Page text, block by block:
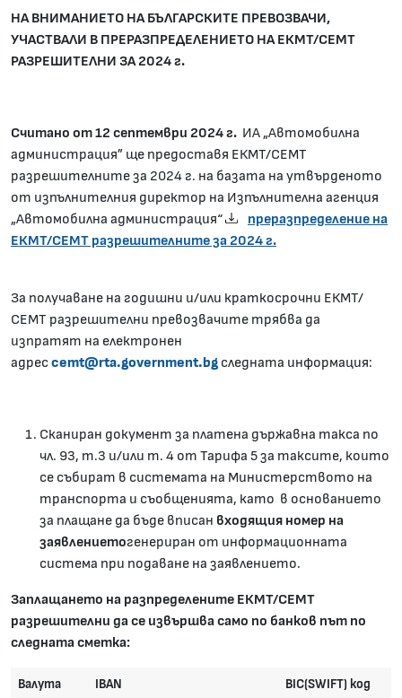
НА ВНИМАНИЕТО НА БЪЛГАРСКИТЕ ПРЕВОЗВАЧИ,
УЧАСТВАЛИ В ПРЕРАЗПРЕДЕЛЕНИЕТО НА ЕКМТ/СЕМТ
РАЗРЕШИТЕЛНИ ЗА 2024г.
Считано от 12 септември 2024 г. ИА „Автомобилна
администрация” ще предоставя ЕКМТ/СЕМТ
разрешителните за 2024 г. на базата на утвърденото
от изпълнителния директор на Изпълнителна агенция
„Автомобилна администрация“
преразпределение на
ЕКМТ/СЕМТ разрешителните за 2024 г.
За получаване на годишни и/или краткосрочни ЕКМТ/
СЕМТ разрешителни превозвачите трябва да
изпратят на електронен
адресcemt@rta.government.bg следната информация:
Сканиран документ за платена държавна такса по
чл. 93, т.3 и/или т. 4 от Тарифа 5 за таксите, които
се събират в системата на Министерството на
транспорта и съобщенията, като в основанието
за плащане да бъде вписан входящия номер на
заявлениетогенериран от информационната
система при подаване на заявлението.
Заплащането на разпределените ЕКМТ/СЕМТ
разрешителни да се извършва само по банков път по
следната сметка:
Валута IBAN BIC(SWIFT) код